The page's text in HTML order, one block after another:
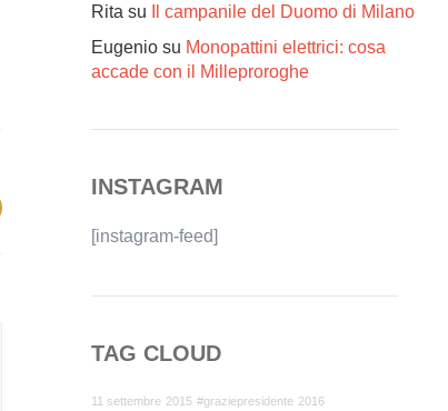
Rita su
Il campanile del Duomo di Milano
Eugenio su Monopattini elettrici: cosa
accade con il Milleproroghe
INSTAGRAM
[instagram-feed]
TAG CLOUD
11 settembre 2015 #graziepresidente 2016